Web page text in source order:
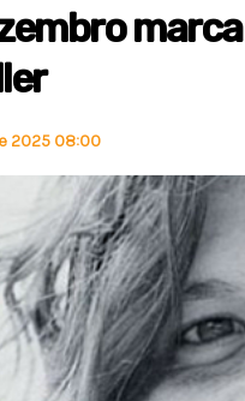
2025 08:00